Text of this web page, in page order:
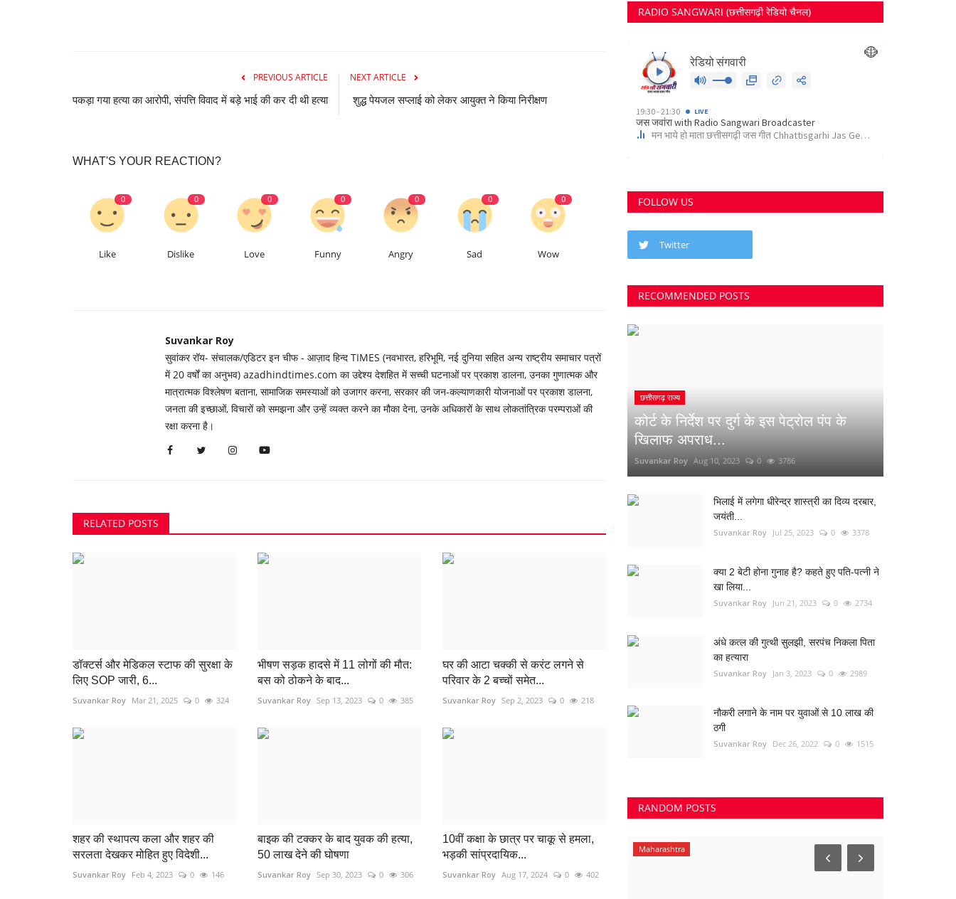
PREVIOUS ARTICLE
पकड़ा गया हत्या का आरोपी, संपत्ति विवाद में बड़े भाई की कर दी थी हत्या
NEXT ARTICLE
शुद्ध पेयजल सप्लाई को लेकर आयुक्त ने किया निरीक्षण
WHAT'S YOUR REACTION?
0
Like
0
Dislike
0
Love
0
Funny
0
Angry
0
Sad
0
Wow
Suvankar Roy
सुवांकर रॉय- संचालक/एडिटर इन चीफ - आज़ाद हिन्द TIMES (नवभारत, हरिभूमि, नई दुनिया सहित अन्य राष्ट्रीय समाचार पत्रों
में 20 वर्षों का अनुभव) azadhindtimes.com का उद्देश्य देशहित में सच्ची घटनाओं पर प्रकाश डालना, उनका गुणात्मक और
मात्रात्मक विश्लेषण बताना, सामाजिक समस्याओं को उजागर करना, सरकार की जन-कल्याणकारी योजनाओं पर प्रकाश डालना,
जनता की इच्छाओं, विचारों को समझना और उन्हें व्यक्त करने का मौका देना, उनके अधिकारों के साथ लोकतांत्रिक परम्पराओं की
रक्षा करना है।
RELATED POSTS
डॉक्टर्स और मेडिकल स्टाफ की सुरक्षा के
लिए SOP जारी, 6...
Suvankar Roy Mar 21, 2025 0 324
भीषण सड़क हादसे में 11 लोगों की मौत:
बस को ठोकने के बाद...
Suvankar Roy Sep 13, 2023 0 385
घर की आटा चक्की से करंट लगने से
परिवार के 2 बच्चों समेत...
Suvankar Roy Sep 2, 2023 0 218
शहर की स्थापत्य कला और शहर की
सरलता देखकर मोहित हुए विदेशी...
Suvankar Roy Feb 4, 2023 0 146
बाइक की टक्कर के बाद युवक की हत्या,
50 लाख देने की घोषणा
Suvankar Roy Sep 30, 2023 0 306
10वीं कक्षा के छात्र पर चाकू से हमला,
भड़की सांप्रदायिक...
Suvankar Roy Aug 17, 2024 0 402
RADIO SANGWARI (छत्तीसगढ़ी रेडियो चैनल)
FOLLOW US
Twitter
RECOMMENDED POSTS
छत्तीसगढ़ राज्य
कोर्ट के निर्देश पर दुर्ग के इस पेट्रोल पंप के
खिलाफ अपराध...
Suvankar Roy Aug 10, 2023 0 3786
भिलाई में लगेगा धीरेन्द्र शास्त्री का दिव्य दरबार,
जयंती...
Suvankar Roy Jul 25, 2023 0 3378
क्या 2 बेटी होना गुनाह है? कहते हुए पति-पत्नी ने
खा लिया...
Suvankar Roy Jun 21, 2023 0 2734
अंधे कत्ल की गुत्थी सुलझी, सरपंच निकला पिता
का हत्यारा
Suvankar Roy Jan 3, 2023 0 2989
नौकरी लगाने के नाम पर युवाओं से 10 लाख की
ठगी
Suvankar Roy Dec 26, 2022 0 1515
RANDOM POSTS
महासमुंद Maharashtra